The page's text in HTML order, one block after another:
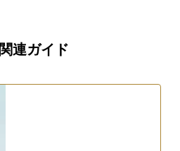
関連ガイド